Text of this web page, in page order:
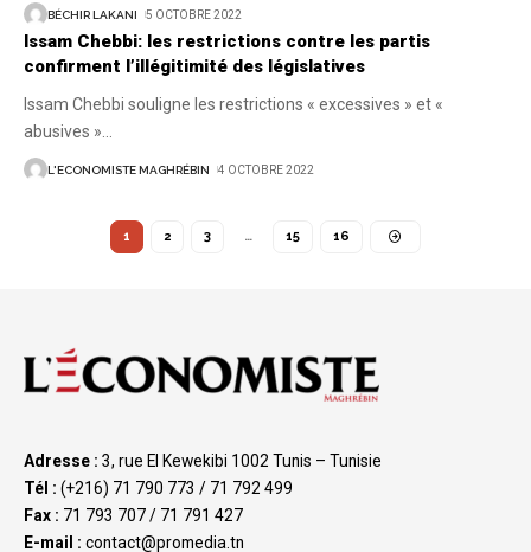
BÉCHIR LAKANI 5 OCTOBRE 2022
Issam Chebbi: les restrictions contre les partis
confirment l’illégitimité des législatives
Issam Chebbi souligne les restrictions « excessives » et «
abusives »
L'ECONOMISTE MAGHRÉBIN 4 OCTOBRE 2022
1 2 3 … 15 16
Adresse : 3, rue El Kewekibi 1002 Tunis – Tunisie
Tél : (+216) 71 790 773 / 71 792 499
Fax : 71 793 707 / 71 791 427
E-mail : contact@promedia.tn